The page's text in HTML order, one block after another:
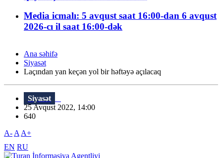
Media icmalı: 5 avqust saat 16:00-dan 6 avqust
2026-cı il saat 16:00-dək
Ana səhifə
Siyasət
Laçından yan keçən yol bir həftəyə açılacaq
Siyasət
25 Avqust 2022, 14:00
640
A- A A+
EN RU